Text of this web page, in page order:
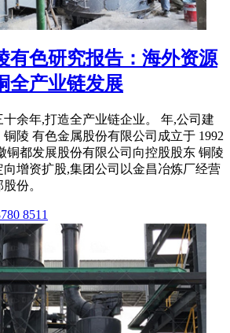
有色研究报告：海外资源
全产业链发展
余年,打造全产业链企业。 年,公司建
陵 有色金属股份有限公司成立于 1992
铜都发展股份有限公司向控股股东 铜陵
增资扩股,集团公司以金昌冶炼厂经营
份。
8511